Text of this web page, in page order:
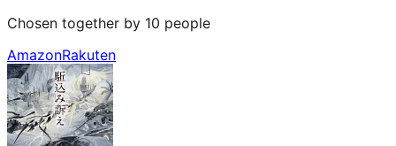
Chosen together by 10 people
AmazonRakuten